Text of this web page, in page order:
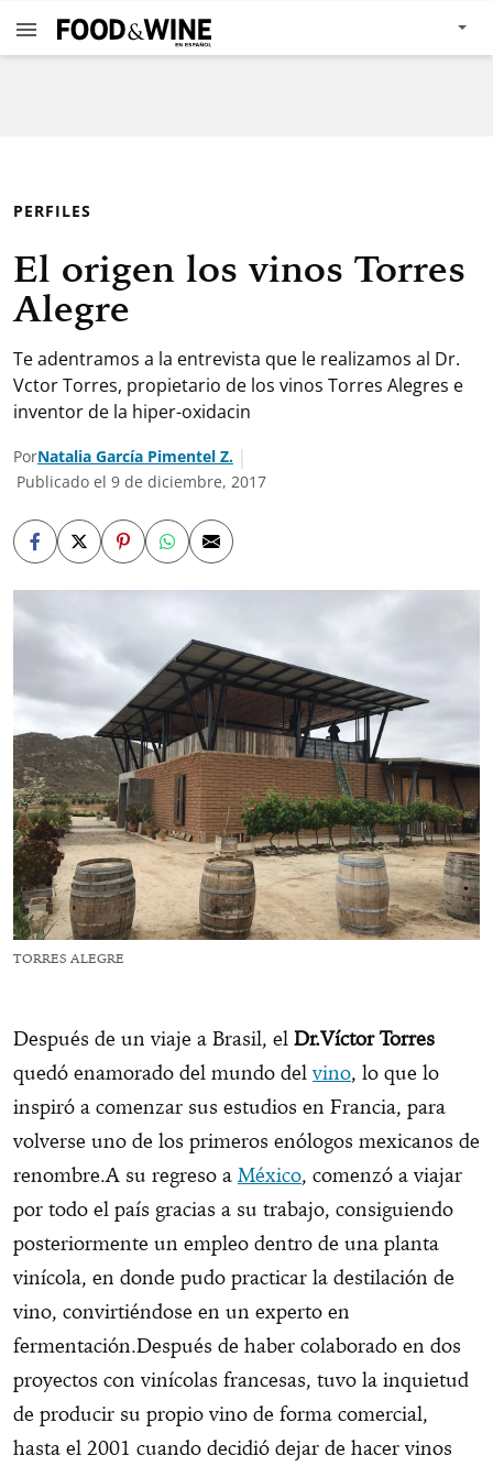
PERFILES
El origen los vinos Torres
Alegre
Te adentramos a la entrevista que le realizamos al Dr.
Vctor Torres, propietario de los vinos Torres Alegres e
inventor de la hiper-oxidacin
PorNatalia García Pimentel Z.
Publicado el 9 de diciembre, 2017
TORRES ALEGRE
Después de un viaje a Brasil, el Dr.Víctor Torres
quedó enamorado del mundo del vino, lo que lo
inspiró a comenzar sus estudios en Francia, para
volverse uno de los primeros enólogos mexicanos de
renombre.A su regreso a México, comenzó a viajar
por todo el país gracias a su trabajo, consiguiendo
posteriormente un empleo dentro de una planta
vinícola, en donde pudo practicar la destilación de
vino, convirtiéndose en un experto en
fermentación.Después de haber colaborado en dos
proyectos con vinícolas francesas, tuvo la inquietud
de producir su propio vino de forma comercial,
hasta el 2001 cuando decidió dejar de hacer vinos